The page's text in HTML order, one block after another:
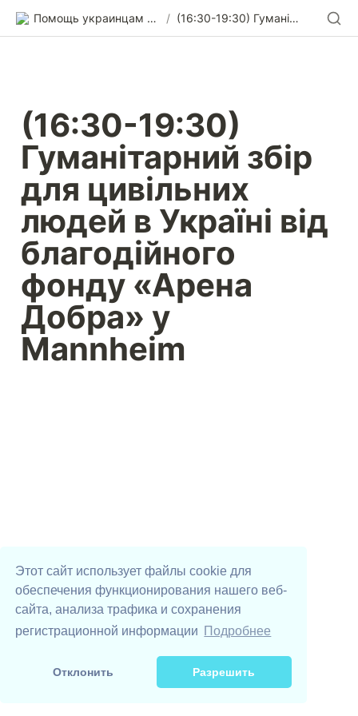
Этот сайт использует файлы cookie для
обеспечения функционирования нашего веб-
сайта, анализа трафика и сохранения
регистрационной информации
Подробнее
Отклонить Разрешить
Помощь украинцам в Германии / (16:30-19:30) Гуманітарний збір для цивільних людей в Україні від благодійного фонду «Арена Добра» у Mannheim
(16:30-19:30)
Гуманітарний збір
для цивільних
людей в Україні від
благодійного
фонду «Арена
Добра» у
Mannheim
Digital Volunteers UAhelp YouTube
UAhelp TikTok Телеграм-бот DSEE